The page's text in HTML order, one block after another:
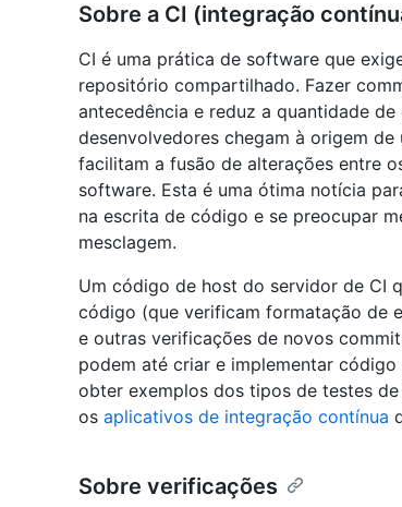
Sobre a CI (integração
CI é uma prática de software que
repositório compartilhado. Fazer
antecedência e reduz a quantidade
desenvolvedores chegam à origem
facilitam a fusão de alterações entre
software. Esta é uma ótima notícia
na escrita de código e se preocupar
mesclagem.
Um código de host do servidor de CI
código (que verificam formatação de
e outras verificações de novos
podem até criar e implementar
obter exemplos dos tipos de testes
os aplicativos de integração contínua
Sobre verificações